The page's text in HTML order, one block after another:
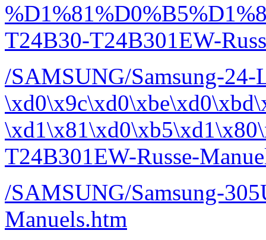
T24B30-T24B301EW-
/SAMSUNG/Samsung-
T24B301EW-Russe-
/SAMSUNG/Samsung-
Manuels.htm